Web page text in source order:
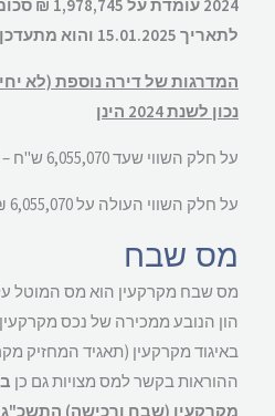
2024 עומדת על 1,978,745 ₪
סכום
לתאריך 15.01.2025 והוא מתעדכן בכל תחילת שנה.
המדרגות של דירה נוספת (לא
נכון לשנת 2024 הינן
על חלק השווי שעד 6,055,070 ש"ח –
על חלק השווי העולה על 6,055,070 ₪ –
מס שבח
מס שבח מקרקעין הוא מס המוטל על
הון הנובע ממכירה של נכס מקרקעין
באיגוד מקרקעין (תאגיד המחזיק
ההוראות בקשר למס מצויות גם כן
מקרקעין (שבח ורכישה) התשכ"ג 1963.